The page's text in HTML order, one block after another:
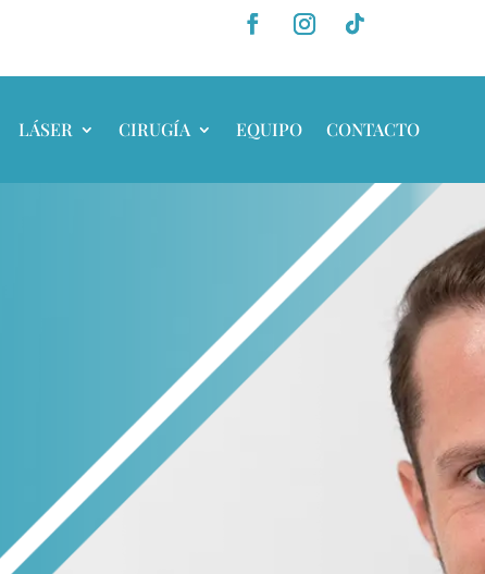
LÁSER CIRUGÍA EQUIPO CONTACTO